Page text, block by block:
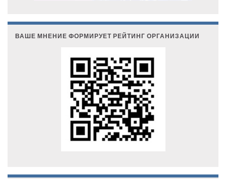
ВАШЕ МНЕНИЕ ФОРМИРУЕТ РЕЙТИНГ ОРГАНИЗАЦИИ